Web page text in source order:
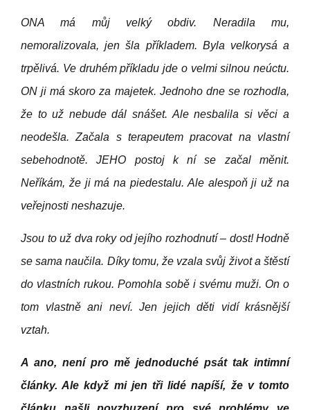
ONA má můj velký obdiv. Neradila mu,
nemoralizovala, jen šla příkladem. Byla velkorysá a
trpělivá. Ve druhém příkladu jde o velmi silnou neúctu.
ON ji má skoro za majetek. Jednoho dne se rozhodla,
že to už nebude dál snášet. Ale nesbalila si věci a
neodešla. Začala s terapeutem pracovat na vlastní
sebehodnotě. JEHO postoj k ní se začal měnit.
Neříkám, že ji má na piedestalu. Ale alespoň ji už na
veřejnosti neshazuje.
Jsou to už dva roky od jejího rozhodnutí – dost! Hodně
se sama naučila. Díky tomu, že vzala svůj život a štěstí
do vlastních rukou. Pomohla sobě i svému muži. On o
tom vlastně ani neví. Jen jejich děti vidí krásnější
vztah.
A ano, není pro mě jednoduché psát tak intimní
články. Ale když mi jen tři lidé napíší, že v tomto